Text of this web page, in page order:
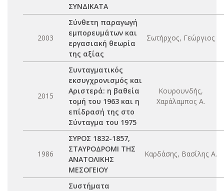
ΣΥΝΔΙΚΑΤΑ
2003
Σύνθετη παραγωγή
εμπορευμάτων και
εργασιακή θεωρία
της αξίας
Σωτήρχος, Γεώργιος
2015
Συνταγματικός
εκσυγχρονισμός και
Αριστερά: η βαθεία
τομή του 1963 και η
επίδρασή της στο
Σύνταγμα του 1975
Κουρουνδής,
Χαράλαμπος Α.
1986
ΣΥΡΟΣ 1832-1857,
ΣΤΑΥΡΟΔΡΟΜΙ ΤΗΣ
ΑΝΑΤΟΛΙΚΗΣ
ΜΕΣΟΓΕΙΟΥ
Καρδάσης, Βασίλης Α.
Συστήματα